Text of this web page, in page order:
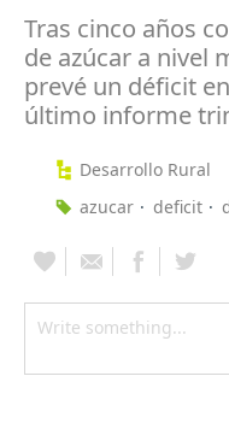
Tras cinco años
de azúcar a nivel
prevé un déficit
último informe
Desarrollo Rural
azucar
deficit